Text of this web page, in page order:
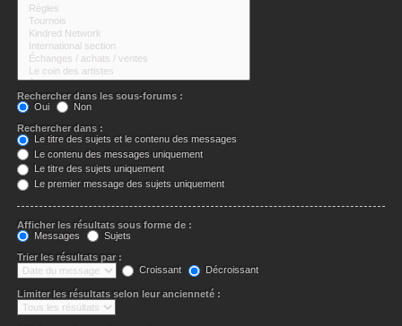
Rechercher dans les sous-forums :
Oui
Non
Rechercher dans :
Le titre des sujets et le contenu des messages
Le contenu des messages uniquement
Le titre des sujets uniquement
Le premier message des sujets uniquement
Afficher les résultats sous forme de :
Messages
Sujets
Trier les résultats par :
Croissant
Décroissant
Limiter les résultats selon leur ancienneté :